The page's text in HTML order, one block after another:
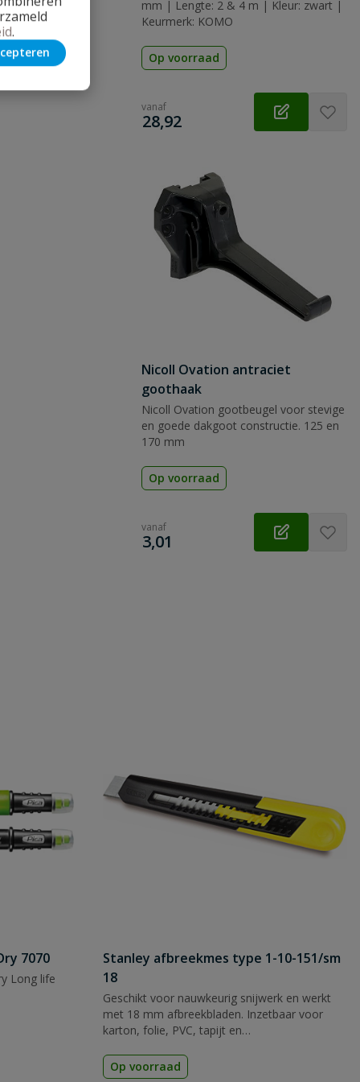
.
mm | Lengte: 2 & 4 m | Kleur: zwart |
Keurmerk: KOMO
Op voorraad
vanaf
€
28,92
Nicoll Ovation antraciet
goothaak
Nicoll Ovation gootbeugel voor stevige
en goede dakgoot constructie. 125 en
170 mm
Op voorraad
vanaf
€
3,01
7070
Long life
Stanley afbreekmes type 1-10-151/sm
18
Geschikt voor nauwkeurig snijwerk en werkt
met 18 mm afbreekbladen. Inzetbaar voor
karton, folie, PVC, tapijt en
Op voorraad